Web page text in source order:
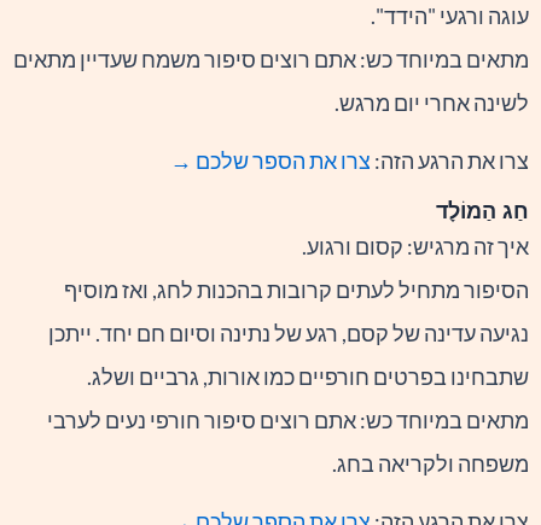
עוגה ורגעי "הידד".
מתאים במיוחד כש: אתם רוצים סיפור משמח שעדיין מתאים
לשינה אחרי יום מרגש.
צרו את הרגע הזה: צרו את הספר שלכם →
חַג הַמוֹלָד
איך זה מרגיש: קסום ורגוע.
הסיפור מתחיל לעתים קרובות בהכנות לחג, ואז מוסיף
נגיעה עדינה של קסם, רגע של נתינה וסיום חם יחד. ייתכן
שתבחינו בפרטים חורפיים כמו אורות, גרביים ושלג.
מתאים במיוחד כש: אתם רוצים סיפור חורפי נעים לערבי
משפחה ולקריאה בחג.